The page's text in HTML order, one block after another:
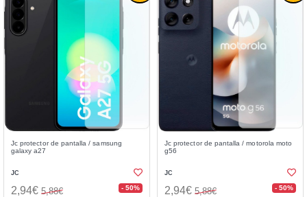
Jc protector de pantalla / samsung
galaxy a27
JC
2,94€ 5,88€ - 50%
Jc protector de pantalla / motorola moto
g56
JC
2,94€ 5,88€ - 50%